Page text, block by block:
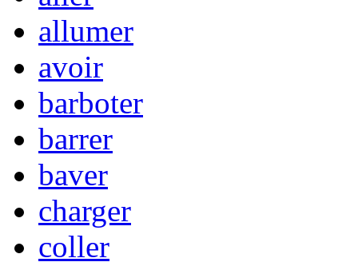
allumer
avoir
barboter
barrer
baver
charger
coller